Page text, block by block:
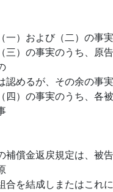
）および（二）の事実
三）の事実のうち、原
認めるが、その余の事実
四）の事実のうち、各
補償金返戻規定は、被
合を結成しまたはこれ